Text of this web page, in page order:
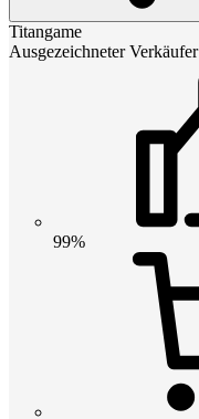
Titangame
Ausgezeichneter Verkäufer
99%